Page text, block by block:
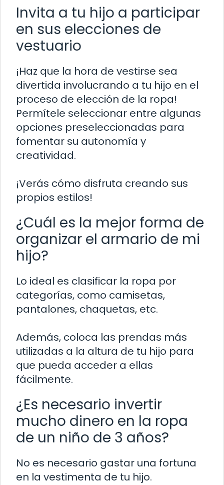
Invita a tu hijo a participar
en sus elecciones de
vestuario
¡Haz que la hora de vestirse sea
divertida involucrando a tu hijo en el
proceso de elección de la ropa!
Permítele seleccionar entre algunas
opciones preseleccionadas para
fomentar su autonomía y
creatividad.
¡Verás cómo disfruta creando sus
propios estilos!
¿Cuál es la mejor forma de
organizar el armario de mi
hijo?
Lo ideal es clasificar la ropa por
categorías, como camisetas,
pantalones, chaquetas, etc.
Además, coloca las prendas más
utilizadas a la altura de tu hijo para
que pueda acceder a ellas
fácilmente.
¿Es necesario invertir
mucho dinero en la ropa
de un niño de 3 años?
No es necesario gastar una fortuna
en la vestimenta de tu hijo.